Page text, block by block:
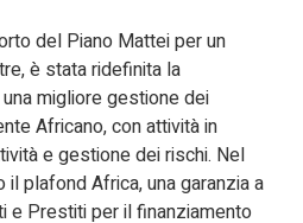
del Piano Mattei per un
è stata ridefinita la
migliore gestione dei
Africano, con attività in
e gestione dei rischi. Nel
plafond Africa, una garanzia a
e Prestiti per il finanziamento